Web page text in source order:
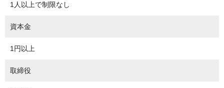
1人以上で制限なし
資本金
1円以上
取締役